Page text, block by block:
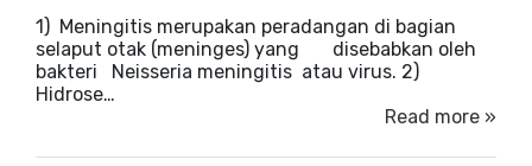
1) Meningitis merupakan peradangan di bagian
selaput otak (meninges) yang disebabkan oleh
bakteri Neisseria meningitis atau virus. 2)
Hidrose…
Read more »